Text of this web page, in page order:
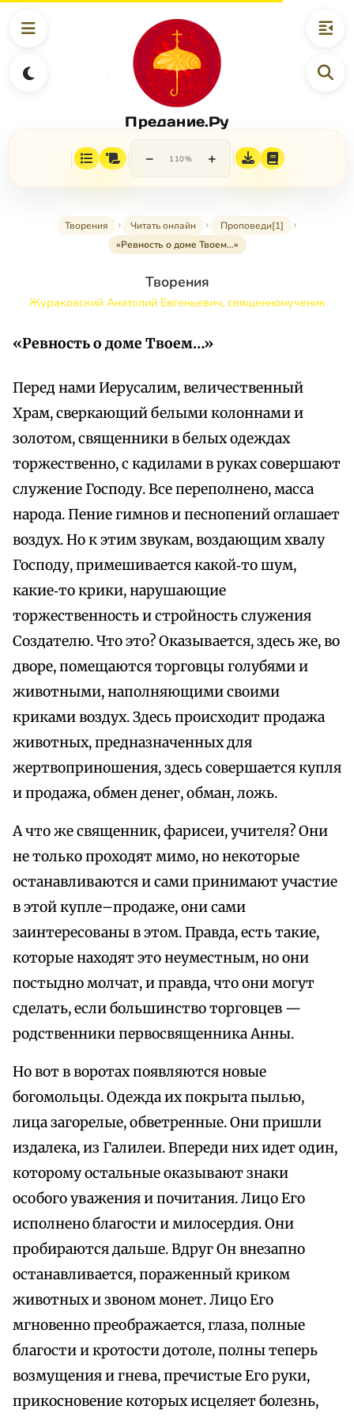
Предание.Ру
− 110% +
Творения Читать онлайн
Проповеди[1]
«Ревность о доме Твоем…»
Творения
Жураковский Анатолий Евгеньевич, священномученик
«Ревность о доме Твоем…»
Перед нами Иерусалим, величественный
Храм, сверкающий белыми колоннами и
золотом, священники в белых одеждах
торжественно, с кадилами в руках совершают
служение Господу. Все переполнено, масса
народа. Пение гимнов и песнопений оглашает
воздух. Но к этим звукам, воздающим хвалу
Господу, примешивается какой‑то шум,
какие‑то крики, нарушающие
торжественность и стройность служения
Создателю. Что это? Оказывается, здесь же, во
дворе, помещаются торговцы голубями и
животными, наполняющими своими
криками воздух. Здесь происходит продажа
животных, предназначенных для
жертвоприношения, здесь совершается купля
и продажа, обмен денег, обман, ложь.
А что же священник, фарисеи, учителя? Они
не только проходят мимо, но некоторые
останавливаются и сами принимают участие
в этой купле–продаже, они сами
заинтересованы в этом. Правда, есть такие,
которые находят это неуместным, но они
постыдно молчат, и правда, что они могут
сделать, если большинство торговцев —
родственники первосвященника Анны.
Но вот в воротах появляются новые
богомольцы. Одежда их покрыта пылью,
лица загорелые, обветренные. Они пришли
издалека, из Галилеи. Впереди них идет один,
которому остальные оказывают знаки
особого уважения и почитания. Лицо Его
исполнено благости и милосердия. Они
пробираются дальше. Вдруг Он внезапно
останавливается, пораженный криком
животных и звоном монет. Лицо Его
мгновенно преображается, глаза, полные
благости и кротости дотоле, полны теперь
возмущения и гнева, пречистые Его руки,
прикосновение которых исцеляет болезнь,